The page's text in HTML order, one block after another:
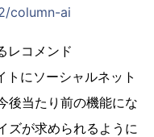
column-ai
レコメンド
にソーシャルネット
後当たり前の機能にな
ズが求められるように